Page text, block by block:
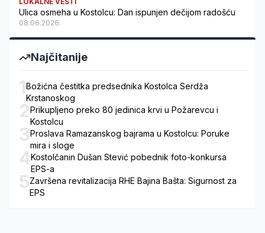
Ulica osmeha u Kostolcu: Dan ispunjen dečijom radošću
08.06.2026.
Najčitanije
1Božićna čestitka predsednika Kostolca Serdža
Krstanoskog
2Prikupljeno preko 80 jedinica krvi u Požarevcu i
Kostolcu
3Proslava Ramazanskog bajrama u Kostolcu: Poruke
mira i sloge
4Kostolčanin Dušan Stević pobednik foto-konkursa
EPS-a
5Završena revitalizacija RHE Bajina Bašta: Sigurnost za
EPS